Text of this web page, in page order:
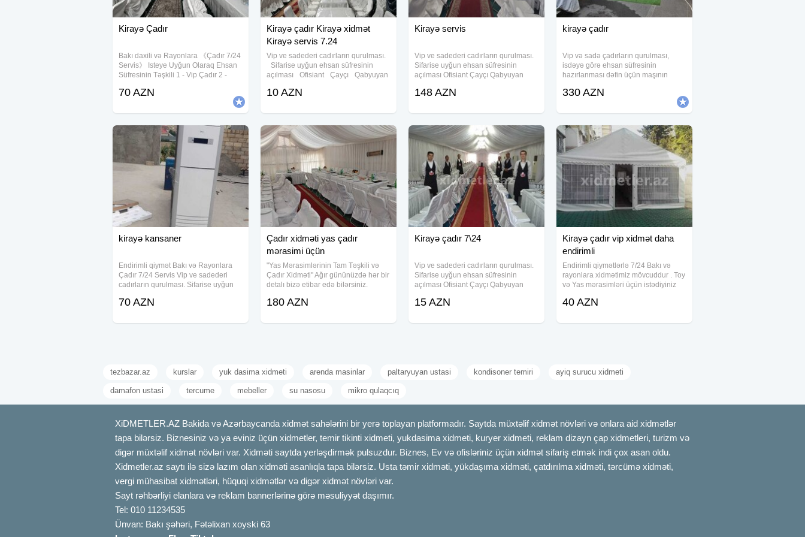
Kirayə Çadır
Bakı daxili və Rayonlara 《Çadır 7/24
Servis》 Isteye Uyğun Olaraq Ehsan
Süfresinin Təşkili 1 - Vip Çadır 2 -
Kondisaner 5 - Defn Oftamobili 6 -
Kişi
70 AZN
Kirayə çadır Kirayə xidmət
Kirayə servis 7.24
Vip ve sadederi cadırların qurulması.
Sifarise uyğun ehsan süfresinin
açılması Ofisiant Çayçı Qabyuyan
Samavar Defn masını Kiraye cadır,
cenaze
10 AZN
Kirayə servis
Vip ve sadederi cadırların qurulması.
Sifarise uyğun ehsan süfresinin
açılması Ofisiant Çayçı Qabyuyan
Kiraye cadır, çadır, palatka, cadırlar,
masin.
148 AZN
kirayə çadır
Vip və sadə çadırların qurulması,
isdəyə görə ehsan süfrəsinin
hazırlanması dəfin üçün maşının
günün 24 saat xidmətinizdəyik.
OLMAĞIMIZDADI.
330 AZN
kirayə kansaner
Endirimli qiymət Bakı və Rayonlara
Çadır 7/24 Servis Vip ve sadederi
cadırların qurulması. Sifarise uyğun
Çayçı Qabyuyan Pover Qab-qaşıq
palatka,
70 AZN
Çadır xidməti yas çadır
mərasimi üçün
"Yas Mərasimlərinin Tam Təşkili və
Çadır Xidməti" Ağır gününüzdə hər bir
detalı bizə etibar edə bilərsiniz.
uyğun, nizam-intizamlı şəkildə
180 AZN
Kirayə çadır 7\24
Vip ve sadederi cadırların qurulması.
Sifarise uyğun ehsan süfresinin
açılması Ofisiant Çayçı Qabyuyan
Kiraye cadır, çadır, palatka, cadırlar,
masin.
15 AZN
Kirayə çadır vip xidmət daha
endirimli
Endirimli qiymətlərlə 7/24 Bakı və
rayonlara xidmətimiz mövcuddur . Toy
və Yas mərasimləri üçün istədiyiniz
Məclisləriniz üçün bizim
bilərsiniz.Qiymət
40 AZN
tezbazar.az kurslar yuk dasima xidmeti arenda masinlar paltaryuyan ustasi kondisoner temiri ayiq surucu xidmeti
damafon ustasi tercume mebeller su nasosu mikro qulaqcıq
XiDMETLER.AZ Bakida və Azərbaycanda xidmət sahələrini bir yerə toplayan platformadır. Saytda müxtəlif xidmət növləri və onlara aid xidmətlər
tapa bilərsiz. Biznesiniz və ya eviniz üçün xidmetler, temir tikinti xidmeti, yukdasima xidmeti, kuryer xidmeti, reklam dizayn çap xidmetleri, turizm və
digər müxtəlif xidmət növləri var. Xidməti saytda yerləşdirmək pulsuzdur. Biznes, Ev və ofisləriniz üçün xidmət sifariş etmək indi çox asan oldu.
Xidmetler.az saytı ilə sizə lazım olan xidməti asanlıqla tapa bilərsiz. Usta təmir xidməti, yükdaşıma xidməti, çatdırılma xidməti, tərcümə xidməti,
vergi mühasibat xidmətləri, hüquqi xidmətlər və digər xidmət növləri var.
Sayt rəhbərliyi elanlara və reklam bannerlərinə görə məsuliyyət daşımır.
Tel: 010 11234535
Ünvan: Bakı şəhəri, Fətəlixan xoyski 63